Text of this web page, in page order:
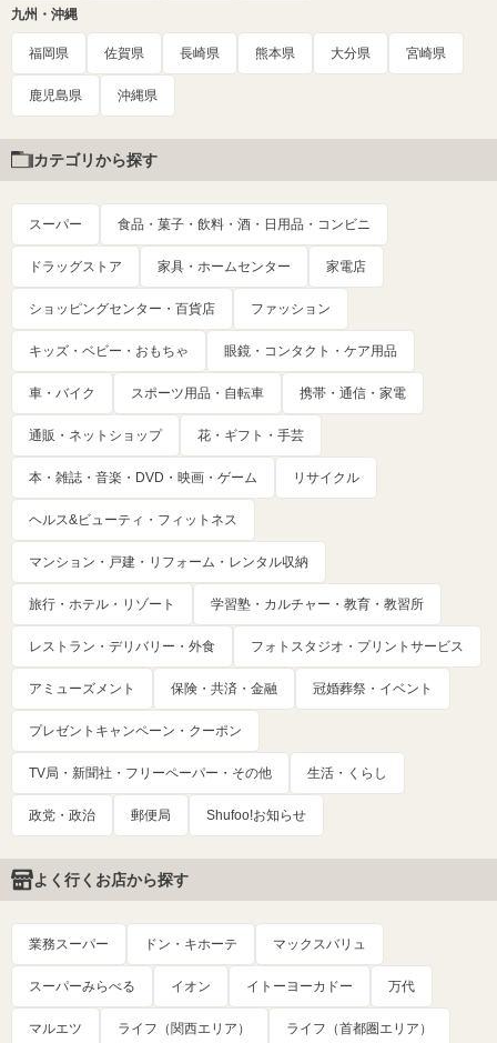
九州・沖縄
福岡県 佐賀県 長崎県 熊本県 大分県 宮崎県
鹿児島県 沖縄県
カテゴリから探す
スーパー 食品・菓子・飲料・酒・日用品・コンビニ
ドラッグストア 家具・ホームセンター 家電店
ショッピングセンター・百貨店 ファッション
キッズ・ベビー・おもちゃ 眼鏡・コンタクト・ケア用品
車・バイク スポーツ用品・自転車 携帯・通信・家電
通販・ネットショップ 花・ギフト・手芸
本・雑誌・音楽・DVD・映画・ゲーム リサイクル
ヘルス&ビューティ・フィットネス
マンション・戸建・リフォーム・レンタル収納
旅行・ホテル・リゾート 学習塾・カルチャー・教育・教習所
レストラン・デリバリー・外食 フォトスタジオ・プリントサービス
アミューズメント 保険・共済・金融 冠婚葬祭・イベント
プレゼントキャンペーン・クーポン
TV局・新聞社・フリーペーパー・その他 生活・くらし
政党・政治 郵便局 Shufoo!お知らせ
よく行くお店から探す
業務スーパー ドン・キホーテ マックスバリュ
スーパーみらべる イオン イトーヨーカドー 万代
マルエツ ライフ（関西エリア） ライフ（首都圏エリア）